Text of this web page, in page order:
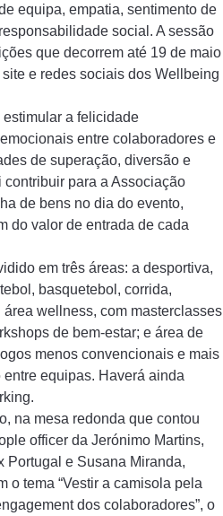
equipa, empatia, sentimento de
social. A sessão
que decorrem até 19 de maio
e redes sociais dos Wellbeing
a felicidade
entre colaboradores e
de superação, diversão e
para a Associação
de bens no dia do evento,
do valor de entrada de cada
em três áreas: a desportiva,
basquetebol, corrida,
wellness, com masterclasses
de bem-estar; e área de
menos convencionais e mais
equipas. Haverá ainda
na mesa redonda que contou
officer da Jerónimo Martins,
Portugal e Susana Miranda,
o tema “Vestir a camisola pela
dos colaboradores”, o